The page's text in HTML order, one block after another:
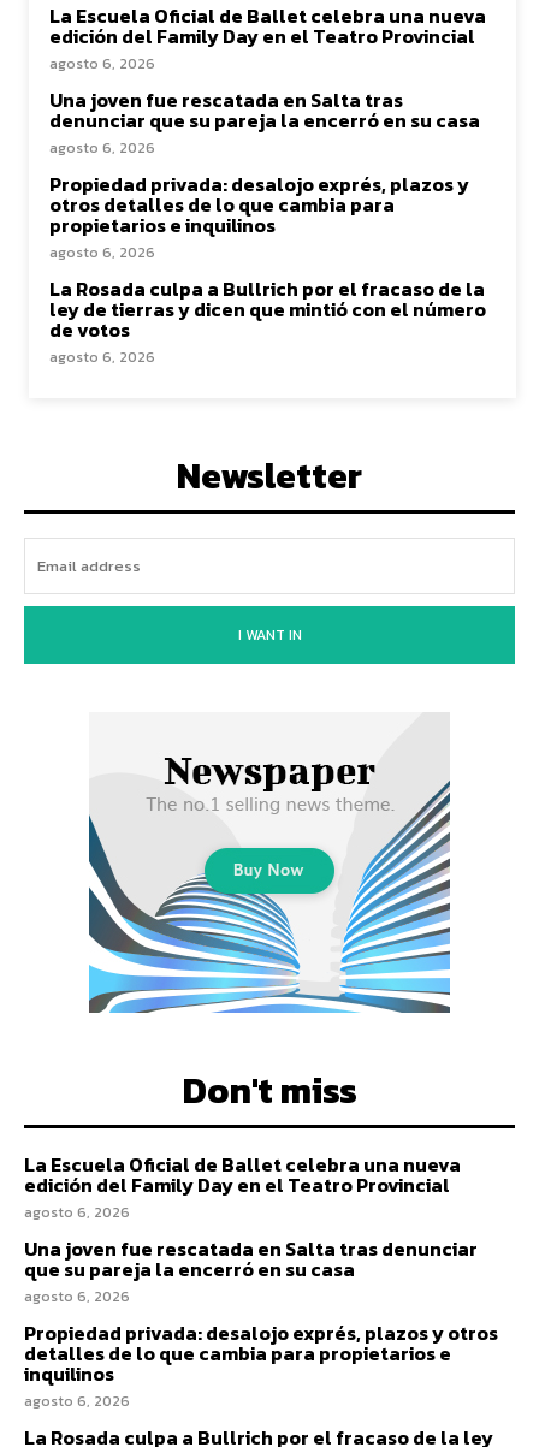
La Escuela Oficial de Ballet celebra una nueva
edición del Family Day en el Teatro Provincial
agosto 6, 2026
Una joven fue rescatada en Salta tras
denunciar que su pareja la encerró en su casa
agosto 6, 2026
Propiedad privada: desalojo exprés, plazos y
otros detalles de lo que cambia para
propietarios e inquilinos
agosto 6, 2026
La Rosada culpa a Bullrich por el fracaso de la
ley de tierras y dicen que mintió con el número
de votos
agosto 6, 2026
Newsletter
I WANT IN
Don't miss
La Escuela Oficial de Ballet celebra una nueva
edición del Family Day en el Teatro Provincial
agosto 6, 2026
Una joven fue rescatada en Salta tras denunciar
que su pareja la encerró en su casa
agosto 6, 2026
Propiedad privada: desalojo exprés, plazos y otros
detalles de lo que cambia para propietarios e
inquilinos
agosto 6, 2026
La Rosada culpa a Bullrich por el fracaso de la ley